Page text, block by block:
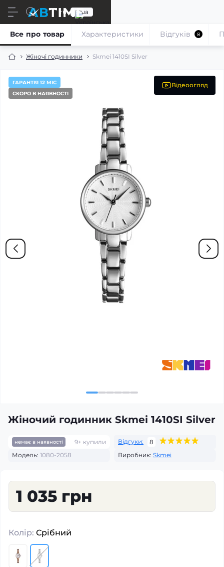
ru ua
Жіночі годинники Skmei 1410SI Silver
Все про товар Характеристики Відгуків 8
ГАРАНТІЯ 12 МІС
СКОРО В НАЯВНОСТІ
Відеоогляд
Жіночий годинник Skmei 1410SI Silver
немає в наявності 9+ купили Відгуки:
8
Модель: 1080-2058 Виробник: Skmei
1 035 грн
Колір: Срібний